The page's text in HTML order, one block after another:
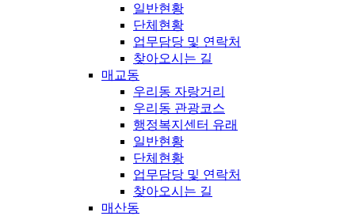
일반현황
단체현황
업무담당 및 연락처
찾아오시는 길
매교동
우리동 자랑거리
우리동 관광코스
행정복지센터 유래
일반현황
단체현황
업무담당 및 연락처
찾아오시는 길
매산동